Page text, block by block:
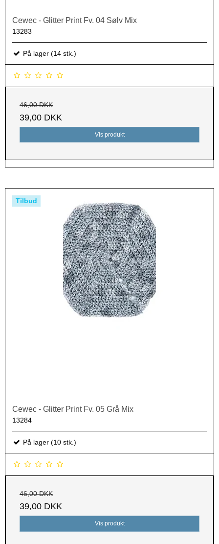
Cewec - Glitter Print Fv. 04 Sølv Mix
13283
På lager (14 stk.)
46,00 DKK
39,00 DKK
Vis produkt
Tilbud
Cewec - Glitter Print Fv. 05 Grå Mix
13284
På lager (10 stk.)
46,00 DKK
39,00 DKK
Vis produkt